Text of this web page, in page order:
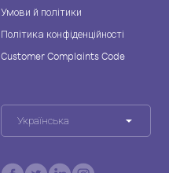
Умови й політики
Політика конфіденційності
Customer Complaints Code
Українська